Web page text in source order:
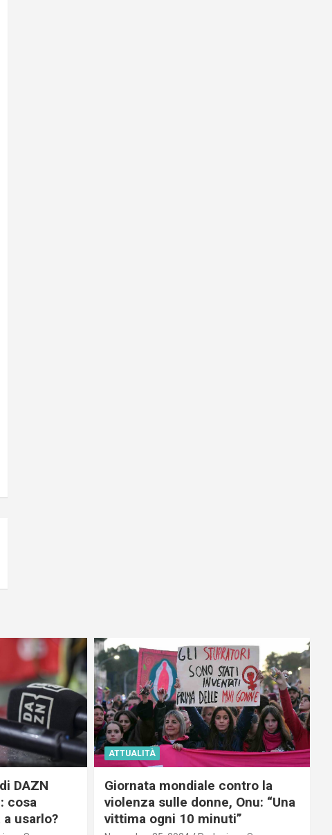
DAZN
cosa
usarlo?
ATTUALITÀ
Giornata mondiale contro la
violenza sulle donne, Onu: “Una
vittima ogni 10 minuti”